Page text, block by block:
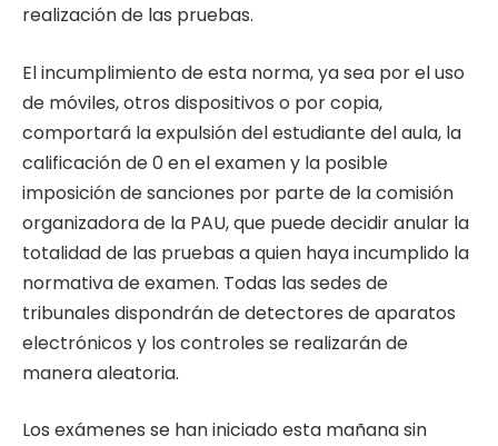
realización de las pruebas.
El incumplimiento de esta norma, ya sea por el uso
de móviles, otros dispositivos o por copia,
comportará la expulsión del estudiante del aula, la
calificación de 0 en el examen y la posible
imposición de sanciones por parte de la comisión
organizadora de la PAU, que puede decidir anular la
totalidad de las pruebas a quien haya incumplido la
normativa de examen. Todas las sedes de
tribunales dispondrán de detectores de aparatos
electrónicos y los controles se realizarán de
manera aleatoria.
Los exámenes se han iniciado esta mañana sin